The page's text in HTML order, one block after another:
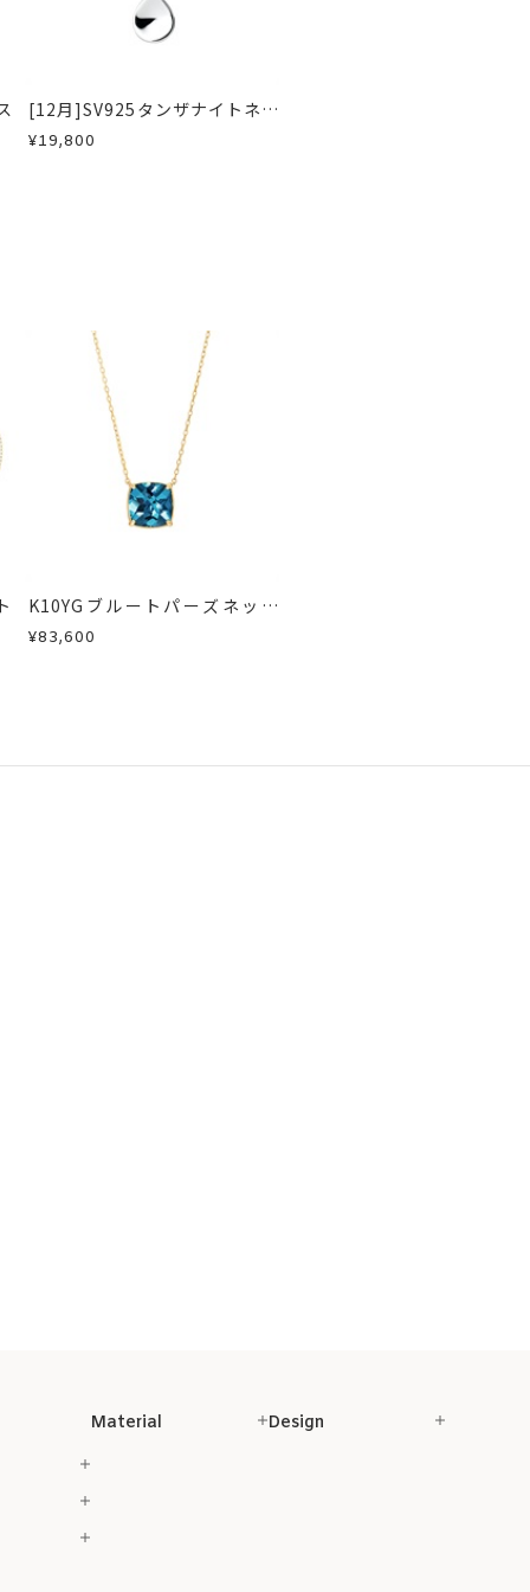
商品を交換させていただきます。
[12月]SV925タンザナイトネッ
クレス
¥19,800
K10YGブルートパーズネック
レス
¥83,600
Material Design